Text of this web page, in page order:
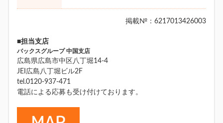
掲載№：6217013426003
■担当支店
バックスグループ 中国支店
広島県広島市中区八丁堀14-4
JEI広島八丁堀ビル2F
tel.0120-937-471
電話による応募も受け付けております。